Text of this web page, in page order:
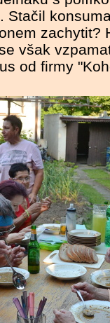
Stačil
zachytit?
však
od firmy